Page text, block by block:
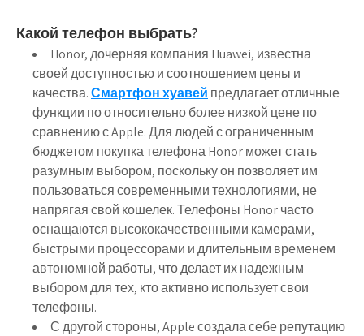
Какой телефон выбрать?
Honor, дочерняя компания Huawei, известна
своей доступностью и соотношением цены и
качества.Смартфон хуавей предлагает отличные
функции по относительно более низкой цене по
сравнению с Apple. Для людей с ограниченным
бюджетом покупка телефона Honor может стать
разумным выбором, поскольку он позволяет им
пользоваться современными технологиями, не
напрягая свой кошелек. Телефоны Honor часто
оснащаются высококачественными камерами,
быстрыми процессорами и длительным временем
автономной работы, что делает их надежным
выбором для тех, кто активно использует свои
телефоны.
С другой стороны, Apple создала себе репутацию